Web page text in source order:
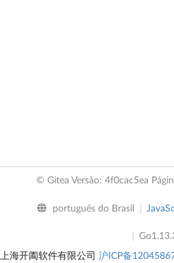
© Gitea Versão: 4f0cac5ea
português do Brasil
上海开阖软件有限公司 沪ICP备